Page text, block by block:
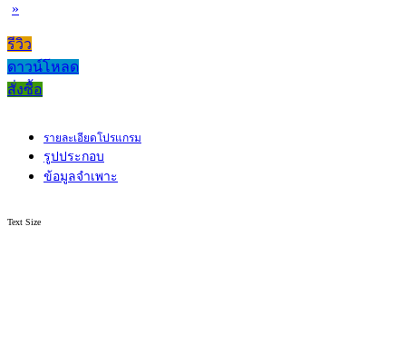
»
รีวิว
ดาวน์โหลด
สั่งซื้อ
รายละเอียดโปรแกรม
รูปประกอบ
ข้อมูลจำเพาะ
Text Size